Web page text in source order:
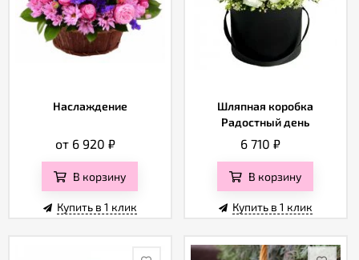
Наслаждение
от 6 920 ₽
В корзину
Купить в 1 клик
Шляпная коробка
Радостный день
6 710₽
В корзину
Купить в 1 клик